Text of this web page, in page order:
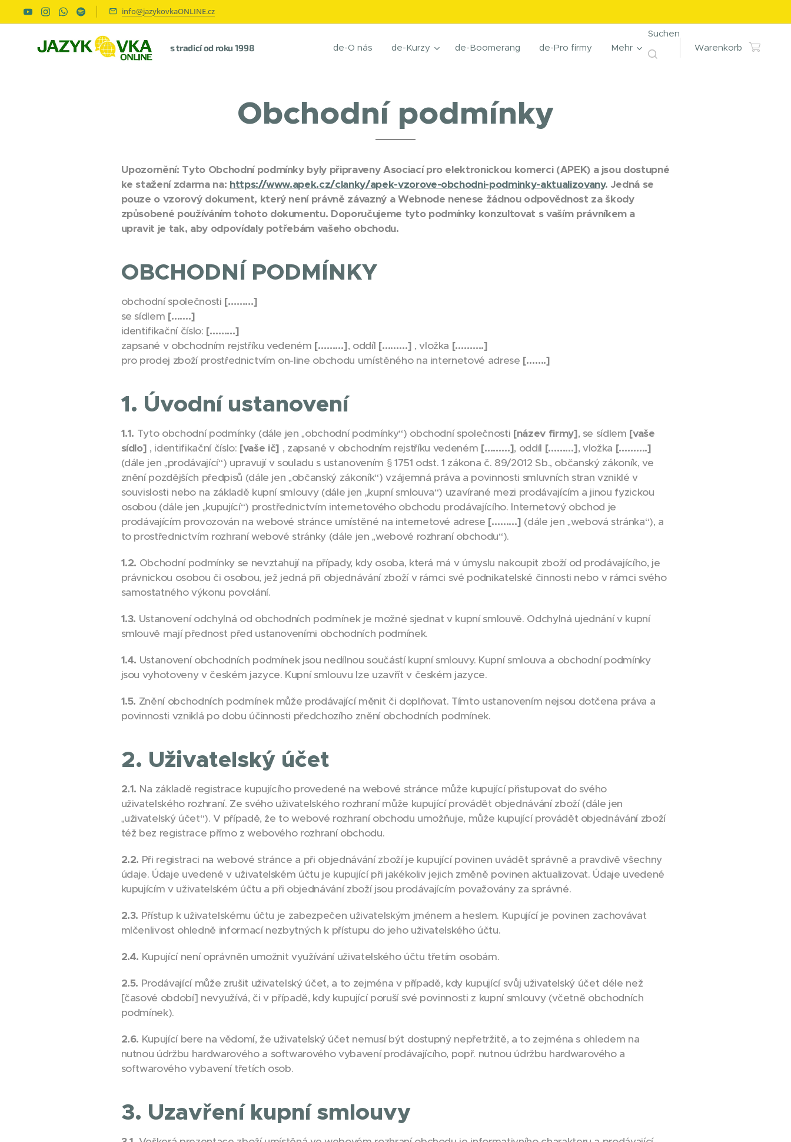
info@jazykovkaONLINE.cz
s tradicí od roku 1998 de-O nás de-Kurzy de-Boomerang de-Pro firmy Mehr
Suchen
Warenkorb
Obchodní podmínky
Upozornění: Tyto Obchodní podmínky byly připraveny Asociací pro elektronickou komerci (APEK) a jsou dostupné
ke stažení zdarma na: https://www.apek.cz/clanky/apek-vzorove-obchodni-podminky-aktualizovany. Jedná se
pouze o vzorový dokument, který není právně závazný a Webnode nenese žádnou odpovědnost za škody
způsobené používáním tohoto dokumentu. Doporučujeme tyto podmínky konzultovat s vaším právníkem a
upravit je tak, aby odpovídaly potřebám vašeho obchodu.
OBCHODNÍ PODMÍNKY
obchodní společnosti [………]
se sídlem […….]
identifikační číslo: [………]
zapsané v obchodním rejstříku vedeném [………], oddíl [………] , vložka [……….]
pro prodej zboží prostřednictvím on-line obchodu umístěného na internetové adrese […….]
1. Úvodní ustanovení
1.1. Tyto obchodní podmínky (dále jen „obchodní podmínky“) obchodní společnosti [název firmy], se sídlem [vaše
sídlo] , identifikační číslo: [vaše ič] , zapsané v obchodním rejstříku vedeném [………], oddíl [………], vložka [……….]
(dále jen „prodávající“) upravují v souladu s ustanovením § 1751 odst. 1 zákona č. 89/2012 Sb., občanský zákoník, ve
znění pozdějších předpisů (dále jen „občanský zákoník“) vzájemná práva a povinnosti smluvních stran vzniklé v
souvislosti nebo na základě kupní smlouvy (dále jen „kupní smlouva“) uzavírané mezi prodávajícím a jinou fyzickou
osobou (dále jen „kupující“) prostřednictvím internetového obchodu prodávajícího. Internetový obchod je
prodávajícím provozován na webové stránce umístěné na internetové adrese [………] (dále jen „webová stránka“), a
to prostřednictvím rozhraní webové stránky (dále jen „webové rozhraní obchodu“).
1.2. Obchodní podmínky se nevztahují na případy, kdy osoba, která má v úmyslu nakoupit zboží od prodávajícího, je
právnickou osobou či osobou, jež jedná při objednávání zboží v rámci své podnikatelské činnosti nebo v rámci svého
samostatného výkonu povolání.
1.3. Ustanovení odchylná od obchodních podmínek je možné sjednat v kupní smlouvě. Odchylná ujednání v kupní
smlouvě mají přednost před ustanoveními obchodních podmínek.
1.4. Ustanovení obchodních podmínek jsou nedílnou součástí kupní smlouvy. Kupní smlouva a obchodní podmínky
jsou vyhotoveny v českém jazyce. Kupní smlouvu lze uzavřít v českém jazyce.
1.5. Znění obchodních podmínek může prodávající měnit či doplňovat. Tímto ustanovením nejsou dotčena práva a
povinnosti vzniklá po dobu účinnosti předchozího znění obchodních podmínek.
2. Uživatelský účet
2.1. Na základě registrace kupujícího provedené na webové stránce může kupující přistupovat do svého
uživatelského rozhraní. Ze svého uživatelského rozhraní může kupující provádět objednávání zboží (dále jen
„uživatelský účet“). V případě, že to webové rozhraní obchodu umožňuje, může kupující provádět objednávání zboží
též bez registrace přímo z webového rozhraní obchodu.
2.2. Při registraci na webové stránce a při objednávání zboží je kupující povinen uvádět správně a pravdivě všechny
údaje. Údaje uvedené v uživatelském účtu je kupující při jakékoliv jejich změně povinen aktualizovat. Údaje uvedené
kupujícím v uživatelském účtu a při objednávání zboží jsou prodávajícím považovány za správné.
2.3. Přístup k uživatelskému účtu je zabezpečen uživatelským jménem a heslem. Kupující je povinen zachovávat
mlčenlivost ohledně informací nezbytných k přístupu do jeho uživatelského účtu.
2.4. Kupující není oprávněn umožnit využívání uživatelského účtu třetím osobám.
2.5. Prodávající může zrušit uživatelský účet, a to zejména v případě, kdy kupující svůj uživatelský účet déle než
[časové období] nevyužívá, či v případě, kdy kupující poruší své povinnosti z kupní smlouvy (včetně obchodních
podmínek).
2.6. Kupující bere na vědomí, že uživatelský účet nemusí být dostupný nepřetržitě, a to zejména s ohledem na
nutnou údržbu hardwarového a softwarového vybavení prodávajícího, popř. nutnou údržbu hardwarového a
softwarového vybavení třetích osob.
3. Uzavření kupní smlouvy